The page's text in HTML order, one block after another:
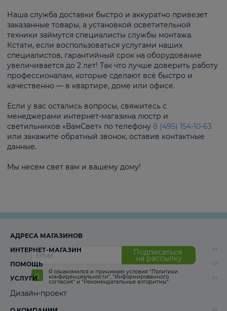
Наша служба доставки быстро и аккуратно привезет
заказанные товары, а установкой осветительной
техники займутся специалисты службы монтажа.
Кстати, если воспользоваться услугами наших
специалистов, гарантийный срок на оборудование
увеличивается до 2 лет! Так что лучше доверить работу
профессионалам, которые сделают всё быстро и
качественно — в квартире, доме или офисе.
Если у вас остались вопросы, свяжитесь с
менеджерами интернет-магазина люстр и
светильников «ВамСвет» по телефону 8 (495) 154-10-63
или закажите обратный звонок, оставив контактные
данные.
Мы несем свет вам и вашему дому!
Подписаться
на рассылку
Я ознакомился и принимаю условия “Политики
конфиденциальности”, “Информированного
согласия“ и “Рекомендательные алгоритмы“
АДРЕСА МАГАЗИНОВ
ИНТЕРНЕТ-МАГАЗИН
ПОМОЩЬ
УСЛУГИ
Дизайн-проект